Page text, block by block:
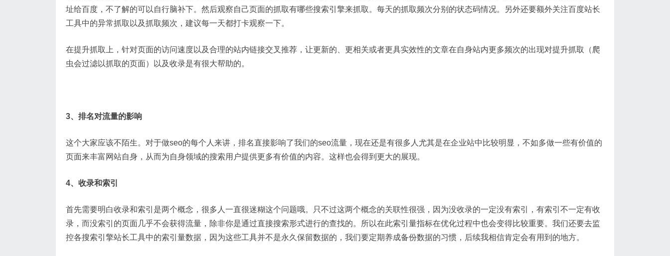
址给百度，不了解的可以自行脑补下。然后观察自己页面的抓取有哪些搜索引擎来抓取。每天的抓取频次分别的状态码情况。另外还要额外关注百度站长
工具中的异常抓取以及抓取频次，建议每一天都打卡观察一下。
在提升抓取上，针对页面的访问速度以及合理的站内链接交叉推荐，让更新的、更相关或者更具实效性的文章在自身站内更多频次的出现对提升抓取（爬
虫会过滤以抓取的页面）以及收录是有很大帮助的。
3、排名对流量的影响
这个大家应该不陌生。对于做seo的每个人来讲，排名直接影响了我们的seo流量，现在还是有很多人尤其是在企业站中比较明显，不如多做一些有价值的
页面来丰富网站自身，从而为自身领域的搜索用户提供更多有价值的内容。这样也会得到更大的展现。
4、收录和索引
首先需要明白收录和索引是两个概念，很多人一直很迷糊这个问题哦。只不过这两个概念的关联性很强，因为没收录的一定没有索引，有索引不一定有收
录，而没索引的页面几乎不会获得流量，除非你是通过直接搜索形式进行的查找的。所以在此索引量指标在优化过程中也会变得比较重要。我们还要去监
控各搜索引擎站长工具中的索引量数据，因为这些工具并不是永久保留数据的，我们要定期养成备份数据的习惯，后续我相信肯定会有用到的地方。